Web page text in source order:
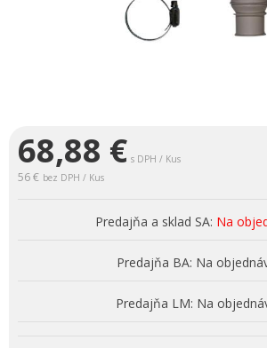
68,88 € s DPH / Kus
56 € bez DPH / Kus
Predajňa a sklad SA: Na
Predajňa BA: Na
Predajňa LM: Na